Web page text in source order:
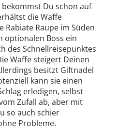
Du schon auf
die Waffe
Rabiate Raupe im Süden
optionalen Boss ein
des Schnellreisepunktes
Waffe steigert Deinen
besitzt Giftnadel
kann sie einen
erledigen, selbst
Zufall ab, aber mit
so auch schier
Probleme.